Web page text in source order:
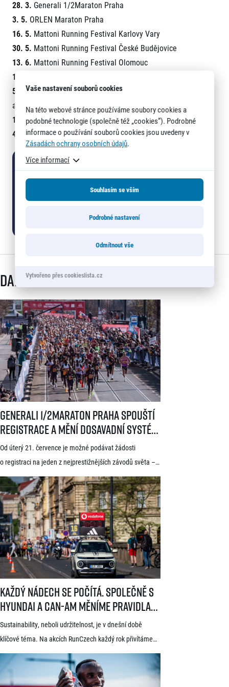
28. 3. Generali 1/2Maraton Praha
3. 5. ORLEN Maraton Praha
16. 5. Mattoni Running Festival Karlovy Vary
30. 5. Mattoni Running Festival České Budějovice
13. 6. Mattoni Running Festival Olomouc
16.-18. 6.
5. 9.Birell Grand Prix Praha – Birell večerní běh na 10 km;
adidas běh pro ženy 5 km
19. 9.Mattoni Running Festival Ústí nad Labem
4. 10.Mattoni Liberec Trail Run
Další články
Generali 1/2Maraton Praha spouští
registrace a mění dosavadní systém!
Třítýdenní lhůta na podání žádosti
startuje 21. července
Od úterý 21. července je možné podávat žádosti
o registraci na jeden z nejprestižnějších závodů světa –
Generali 1/2Maraton Praha. Do povědomí běžců se
dostal nejen trasou vedoucí srdcem historické Prahy, ale
i tradicí a naprosto jedinečnou atmosférou. Pyšní se
známkou kvality World Athletics Elite Label, spadá do
seriálu evropských půlmaratonů zvaného SuperHalfs
a jedná se o nejžádanější z pěti závodů RunCzech Halfs.
[…]
Generali 1/2Maraton Praha spouští registrace a mění dosavadní
Každý nádech se počítá. Společně s
Hyundai a Can-Am měníme pravidla
hry
Sustainability, neboli udržitelnost, je v dnešní době
klíčové téma. Na akcích RunCzech každý rok přivítáme
statisíce osob, které motivujeme k pohybu a zdravému
životnímu stylu. S každou masovou akcí se však pojí také
odpovědnost vůči životnímu prostředí a pro nás
Každý nádech se počítá. Společně s Hyundai a Can-Am měníme
Vaše nastavení souborů cookies
Na této webové stránce používáme soubory cookies a
podobné technologie (společně též „cookies“). Podrobné
informace o používání souborů cookies jsou uvedeny v
Zásadách ochrany osobních údajů.
Více informací
Souhlasím se vším
Podrobné nastavení
Odmítnout vše
Vytvořeno přes cookieslista.cz